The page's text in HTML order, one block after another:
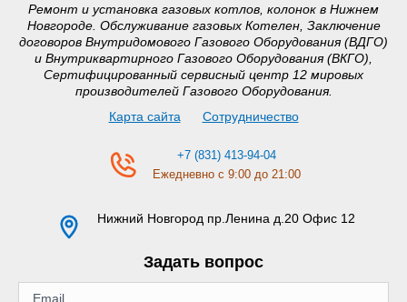
Ремонт и установка газовых котлов, колонок в Нижнем
Новгороде. Обслуживание газовых Котелен, Заключение
договоров Внутридомового Газового Оборудования (ВДГО)
и Внутриквартирного Газового Оборудования (ВКГО),
Сертифицированный сервисный центр 12 мировых
производителей Газового Оборудования.
Карта сайта
Сотрудничество
+7 (831) 413-94-04
Ежедневно с 9:00 до 21:00
Нижний Новгород пр.Ленина д.20 Офис 12
Задать вопрос